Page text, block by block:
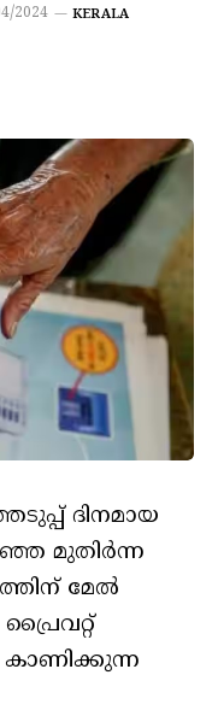
2024 KERALA
ദിനമായ
മുതിര്‍ന്ന
മേല്‍
പ്രൈവറ്റ്